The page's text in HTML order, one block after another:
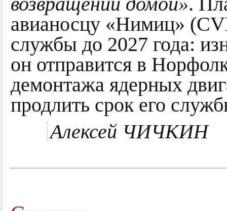
авианосцу «Нимиц»
службы до 2027 года:
он отправится в
демонтажа ядерных
продлить срок его
Алексей ЧИЧКИН